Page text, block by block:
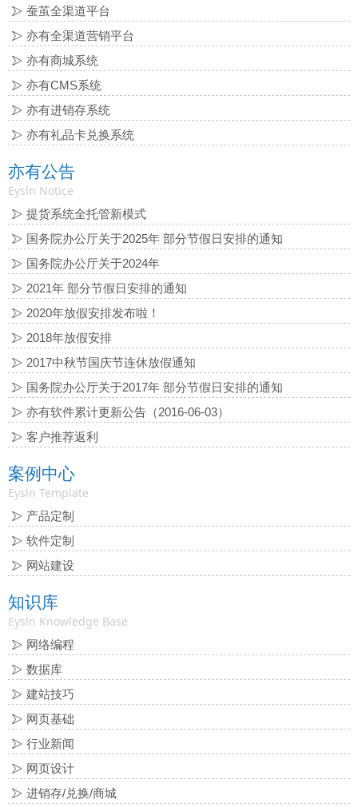
蚕茧全渠道平台
亦有全渠道营销平台
亦有商城系统
亦有CMS系统
亦有进销存系统
亦有礼品卡兑换系统
亦有公告
Eysln Notice
提货系统全托管新模式
国务院办公厅关于2025年 部分节假日安排的通知
国务院办公厅关于2024年
2021年 部分节假日安排的通知
2020年放假安排发布啦！
2018年放假安排
2017中秋节国庆节连休放假通知
国务院办公厅关于2017年 部分节假日安排的通知
亦有软件累计更新公告（2016-06-03）
客户推荐返利
案例中心
Eysln Template
产品定制
软件定制
网站建设
知识库
Eysln Knowledge Base
网络编程
数据库
建站技巧
网页基础
行业新闻
网页设计
进销存/兑换/商城